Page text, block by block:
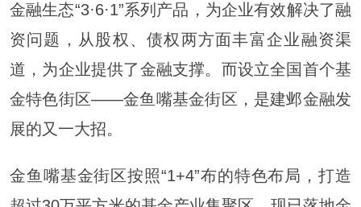
金融生态“3·6·1”系列产品，为企业有效解决了融
资问题，从股权、债权两方面丰富企业融资渠
道，为企业提供了金融支撑。而设立全国首个基
金特色街区——金鱼嘴基金街区，是建邺金融发
展的又一大招。
金鱼嘴基金街区按照“1+4”布的特色布局，打造